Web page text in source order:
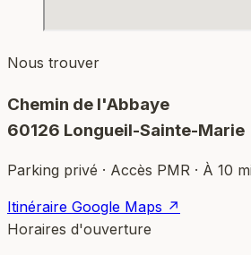
Nous trouver
Chemin de l'Abbaye
60126 Longueil-Sainte-Marie
Parking privé · Accès PMR · À 10
Itinéraire Google Maps ↗
Horaires d'ouverture